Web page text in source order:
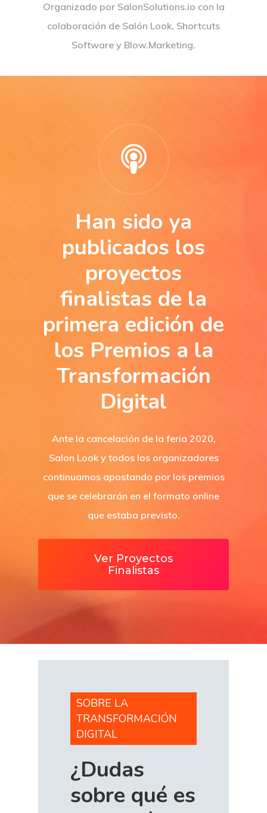
Organizado por SalonSolutions.io con la
colaboración de Salón Look, Shortcuts
Software y Blow.Marketing.
Han sido ya
publicados los
proyectos
finalistas de la
primera edición de
los Premios a la
Transformación
Digital
Ante la cancelación de la feria 2020,
Salon Look y todos los organizadores
continuamos apostando por los premios
que se celebrarán en el formato online
que estaba previsto.
Ver Proyectos
Finalistas
SOBRE LA
TRANSFORMACIÓN
DIGITAL
¿Dudas
sobre qué es